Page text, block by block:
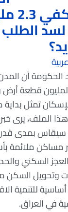
هل
الطلب
الحكومة أن
قطعة أرض
تمثل
الملف، يرى
سيقاس بمدى
مساكن ملائمة
السكني
وتحويل السكن
للتنمية
في العراق.